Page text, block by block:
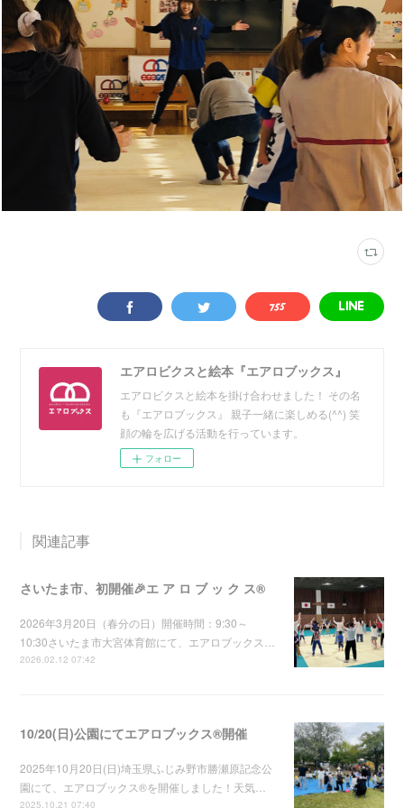
エアロビクスと絵本『エアロブックス』
エアロビクスと絵本を掛け合わせました！ その名
も『エアロブックス』 親子一緒に楽しめる(^^) 笑
顔の輪を広げる活動を行っています。
フォロー
関連記事
さいたま市、初開催🎉エ ア ロ ブ ッ ク ス®
2026年3月20日（春分の日）開催時間：9:30～
10:30さいたま市大宮体育館にて、エアロブックス…
2026.02.12 07:42
10/20(日)公園にてエアロブックス®︎開催
2025年10月20日(日)埼玉県ふじみ野市勝瀬原記念公
園にて、エアロブックス®︎を開催しました！天気…
2025.10.21 07:40